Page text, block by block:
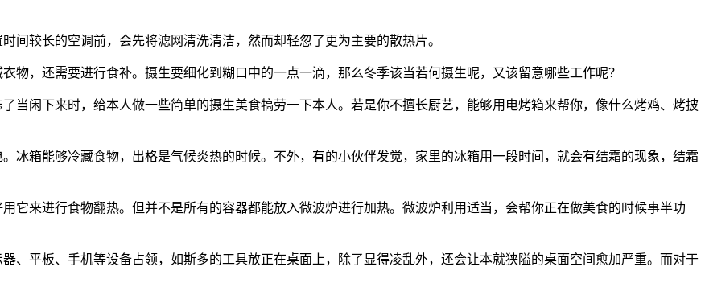
较长的空调前，会先将滤网清洗清洁，然而却轻忽了更为主要的散热片。
，还需要进行食补。摄生要细化到糊口中的一点一滴，那么冬季该当若何摄生呢，又该留意哪些工作呢？
闲下来时，给本人做一些简单的摄生美食犒劳一下本人。若是你不擅长厨艺，能够用电烤箱来帮你，像什么烤鸡、烤披
箱能够冷藏食物，出格是气候炎热的时候。不外，有的小伙伴发觉，家里的冰箱用一段时间，就会有结霜的现象，结霜
来进行食物翻热。但并不是所有的容器都能放入微波炉进行加热。微波炉利用适当，会帮你正在做美食的时候事半功
平板、手机等设备占领，如斯多的工具放正在桌面上，除了显得凌乱外，还会让本就狭隘的桌面空间愈加严重。而对于